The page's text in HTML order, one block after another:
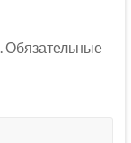
Обязательные